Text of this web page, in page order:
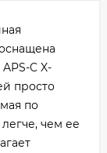
C X-
просто
по
чем ее